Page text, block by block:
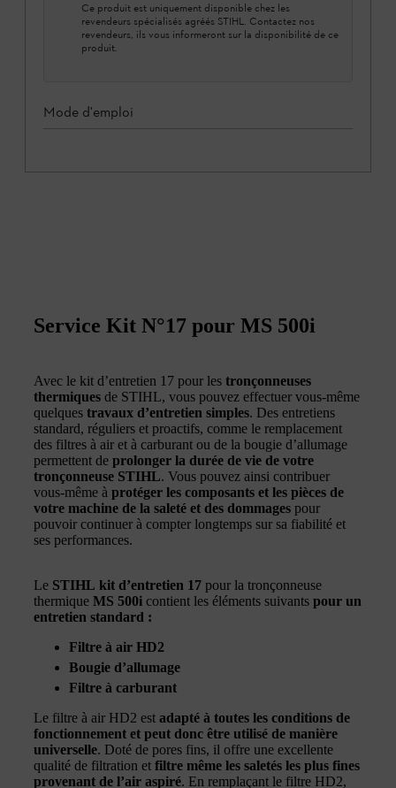
Ce produit est uniquement disponible chez les
revendeurs spécialisés agréés STIHL. Contactez nos
revendeurs, ils vous informeront sur la disponibilité de ce
produit.
Mode d'emploi
Service Kit N°17 pour MS 500i
Avec le kit d’entretien 17 pour les tronçonneuses
thermiques de STIHL, vous pouvez effectuer vous-même
quelques travaux d’entretien simples. Des entretiens
standard, réguliers et proactifs, comme le remplacement
des filtres à air et à carburant ou de la bougie d’allumage
permettent de prolonger la durée de vie de votre
tronçonneuse STIHL. Vous pouvez ainsi contribuer
vous-même à protéger les composants et les pièces de
votre machine de la saleté et des dommages pour
pouvoir continuer à compter longtemps sur sa fiabilité et
ses performances.
Le STIHL kit d’entretien 17 pour la tronçonneuse
thermique MS 500i contient les éléments suivants pour un
entretien standard :
Filtre à air HD2
Bougie d’allumage
Filtre à carburant
Le filtre à air HD2 est adapté à toutes les conditions de
fonctionnement et peut donc être utilisé de manière
universelle. Doté de pores fins, il offre une excellente
qualité de filtration et filtre même les saletés les plus fines
provenant de l’air aspiré. En remplaçant le filtre HD2,